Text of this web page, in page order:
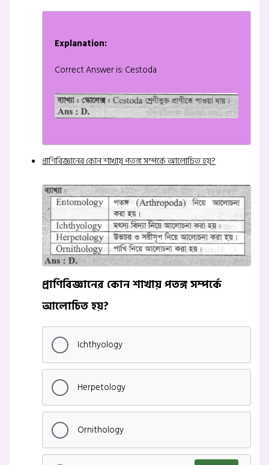
Explanation:
Correct Answer is: Cestoda
প্রাণিবিজ্ঞানের কোন শাখায় পতঙ্গ সম্পর্কে আলোচিত হয়?
প্রাণিবিজ্ঞানের কোন শাখায় পতঙ্গ সম্পর্কে
আলোচিত হয়?
Ichthyology
Herpetology
Ornithology